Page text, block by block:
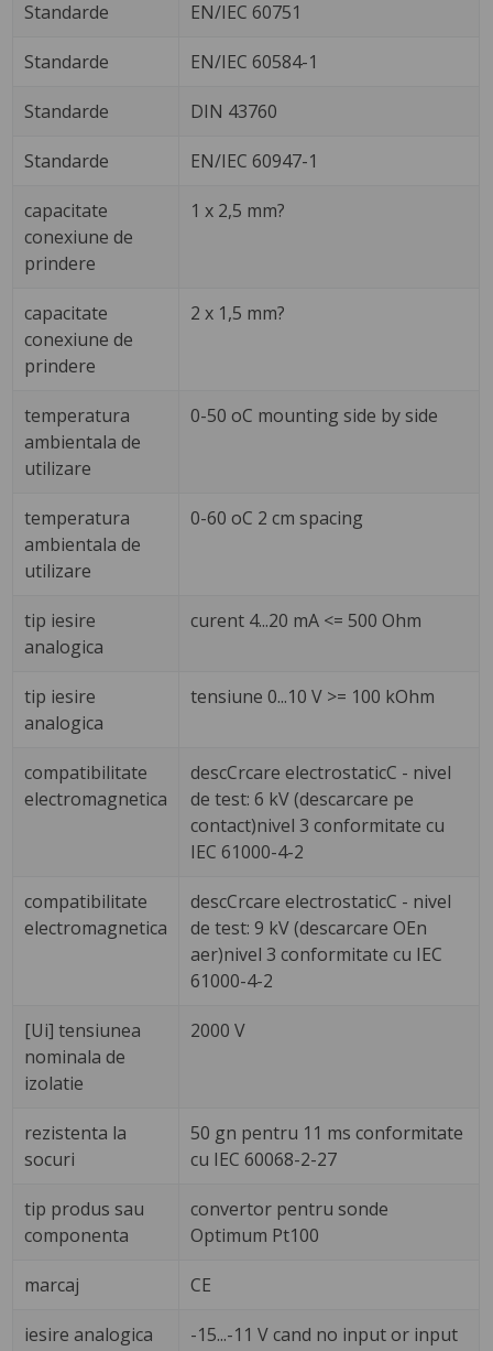
Standarde EN/IEC 60751
Standarde EN/IEC 60584-1
Standarde DIN 43760
Standarde EN/IEC 60947-1
capacitate
conexiune de
prindere
1 x 2,5 mm?
capacitate
conexiune de
prindere
2 x 1,5 mm?
temperatura
ambientala de
utilizare
0-50 oC mounting side by side
temperatura
ambientala de
utilizare
0-60 oC 2 cm spacing
tip iesire
analogica
curent 4...20 mA <= 500 Ohm
tip iesire
analogica
tensiune 0...10 V >= 100 kOhm
compatibilitate
electromagnetica
descCrcare electrostaticC - nivel
de test: 6 kV (descarcare pe
contact)nivel 3 conformitate cu
IEC 61000-4-2
compatibilitate
electromagnetica
descCrcare electrostaticC - nivel
de test: 9 kV (descarcare OEn
aer)nivel 3 conformitate cu IEC
61000-4-2
[Ui] tensiunea
nominala de
izolatie
2000 V
rezistenta la
socuri
50 gn pentru 11 ms conformitate
cu IEC 60068-2-27
tip produs sau
componenta
convertor pentru sonde
Optimum Pt100
marcaj CE
iesire analogica
-15...-11 V cand no input or input